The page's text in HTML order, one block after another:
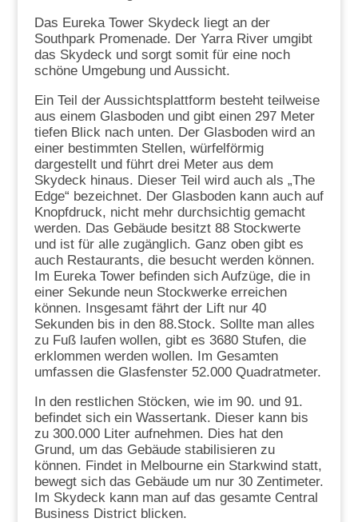
Das Eureka Tower Skydeck liegt an der
Southpark Promenade. Der Yarra River umgibt
das Skydeck und sorgt somit für eine noch
schöne Umgebung und Aussicht.
Ein Teil der Aussichtsplattform besteht teilweise
aus einem Glasboden und gibt einen 297 Meter
tiefen Blick nach unten. Der Glasboden wird an
einer bestimmten Stellen, würfelförmig
dargestellt und führt drei Meter aus dem
Skydeck hinaus. Dieser Teil wird auch als „The
Edge“ bezeichnet. Der Glasboden kann auch auf
Knopfdruck, nicht mehr durchsichtig gemacht
werden. Das Gebäude besitzt 88 Stockwerte
und ist für alle zugänglich. Ganz oben gibt es
auch Restaurants, die besucht werden können.
Im Eureka Tower befinden sich Aufzüge, die in
einer Sekunde neun Stockwerke erreichen
können. Insgesamt fährt der Lift nur 40
Sekunden bis in den 88.Stock. Sollte man alles
zu Fuß laufen wollen, gibt es 3680 Stufen, die
erklommen werden wollen. Im Gesamten
umfassen die Glasfenster 52.000 Quadratmeter.
In den restlichen Stöcken, wie im 90. und 91.
befindet sich ein Wassertank. Dieser kann bis
zu 300.000 Liter aufnehmen. Dies hat den
Grund, um das Gebäude stabilisieren zu
können. Findet in Melbourne ein Starkwind statt,
bewegt sich das Gebäude um nur 30 Zentimeter.
Im Skydeck kann man auf das gesamte Central
Business District blicken.